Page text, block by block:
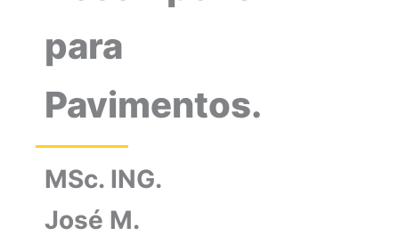
para
Pavimentos.
MSc. ING.
José M.